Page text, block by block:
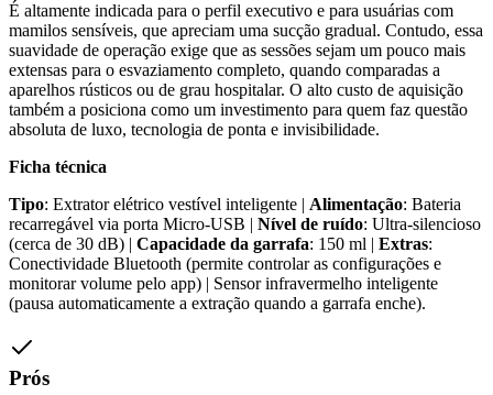
É altamente indicada para o perfil executivo e para usuárias com
mamilos sensíveis, que apreciam uma sucção gradual. Contudo, essa
suavidade de operação exige que as sessões sejam um pouco mais
extensas para o esvaziamento completo, quando comparadas a
aparelhos rústicos ou de grau hospitalar. O alto custo de aquisição
também a posiciona como um investimento para quem faz questão
absoluta de luxo, tecnologia de ponta e invisibilidade.
Ficha técnica
Tipo: Extrator elétrico vestível inteligente | Alimentação: Bateria
recarregável via porta Micro-USB | Nível de ruído: Ultra-silencioso
(cerca de 30 dB) | Capacidade da garrafa: 150 ml | Extras:
Conectividade Bluetooth (permite controlar as configurações e
monitorar volume pelo app) | Sensor infravermelho inteligente
(pausa automaticamente a extração quando a garrafa enche).
Prós